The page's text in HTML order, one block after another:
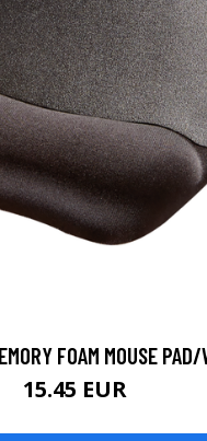
FOAM MOUSE
15.45 EUR